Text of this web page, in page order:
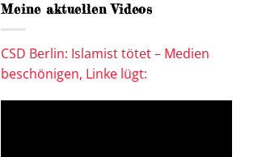
Meine aktuellen Videos
CSD Berlin: Islamist tötet – Medien
beschönigen, Linke lügt: